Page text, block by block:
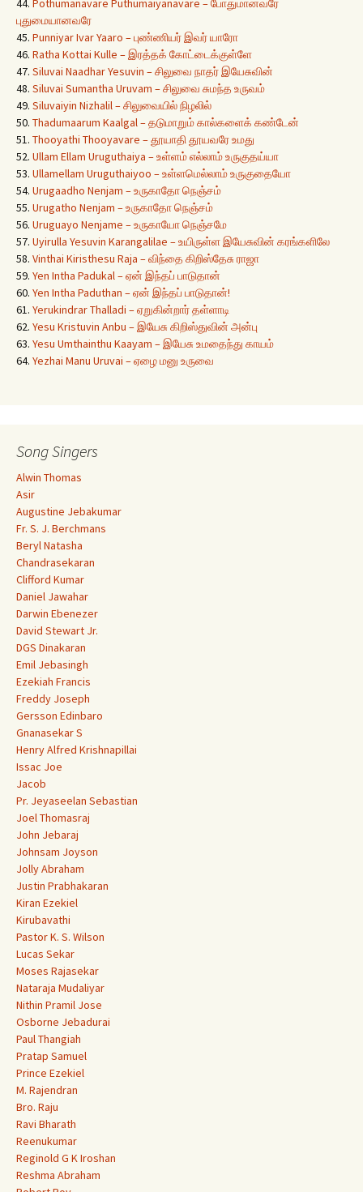
44. Pothumanavare Puthumaiyanavare – போதுமானவரே
புதுமையானவரே
45. Punniyar Ivar Yaaro – புண்ணியர் இவர் யாரோ
46. Ratha Kottai Kulle – இரத்தக் கோட்டைக்குள்ளே
47. Siluvai Naadhar Yesuvin – சிலுவை நாதர் இயேசுவின்
48. Siluvai Sumantha Uruvam – சிலுவை சுமந்த உருவம்
49. Siluvaiyin Nizhalil – சிலுவையில் நிழலில்
50. Thadumaarum Kaalgal – தடுமாறும் கால்களைக் கண்டேன்
51. Thooyathi Thooyavare – தூயாதி தூயவரே உமது
52. Ullam Ellam Uruguthaiya – உள்ளம் எல்லாம் உருகுதய்யா
53. Ullamellam Uruguthaiyoo – உள்ளமெல்லாம் உருகுதையோ
54. Urugaadho Nenjam – உருகாதோ நெஞ்சம்
55. Urugatho Nenjam – உருகாதோ நெஞ்சம்
56. Uruguayo Nenjame – உருகாயோ நெஞ்சமே
57. Uyirulla Yesuvin Karangalilae – உயிருள்ள இயேசுவின் கரங்களிலே
58. Vinthai Kiristhesu Raja – விந்தை கிறிஸ்தேசு ராஜா
59. Yen Intha Padukal – ஏன் இந்தப் பாடுதான்
60. Yen Intha Paduthan – ஏன் இந்தப் பாடுதான்!
61. Yerukindrar Thalladi – ஏறுகின்றார் தள்ளாடி
62. Yesu Kristuvin Anbu – இயேசு கிறிஸ்துவின் அன்பு
63. Yesu Umthainthu Kaayam – இயேசு உமதைந்து காயம்
64. Yezhai Manu Uruvai – ஏழை மனு உருவை
Song Singers
Alwin Thomas
Asir
Augustine Jebakumar
Fr. S. J. Berchmans
Beryl Natasha
Chandrasekaran
Clifford Kumar
Daniel Jawahar
Darwin Ebenezer
David Stewart Jr.
DGS Dinakaran
Emil Jebasingh
Ezekiah Francis
Freddy Joseph
Gersson Edinbaro
Gnanasekar S
Henry Alfred Krishnapillai
Issac Joe
Jacob
Pr. Jeyaseelan Sebastian
Joel Thomasraj
John Jebaraj
Johnsam Joyson
Jolly Abraham
Justin Prabhakaran
Kiran Ezekiel
Kirubavathi
Pastor K. S. Wilson
Lucas Sekar
Moses Rajasekar
Nataraja Mudaliyar
Nithin Pramil Jose
Osborne Jebadurai
Paul Thangiah
Pratap Samuel
Prince Ezekiel
M. Rajendran
Bro. Raju
Ravi Bharath
Reenukumar
Reginold G K Iroshan
Reshma Abraham